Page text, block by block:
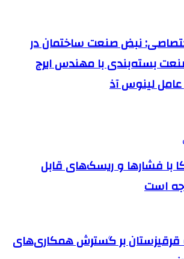
نبض صنعت ساختمان در
بسته‌بندی با مهندس ایرج
عامل لینوس آذ
با فشارها و ریسک‌های قابل
است
و قرقیزستان بر گسترش همکاری‌های